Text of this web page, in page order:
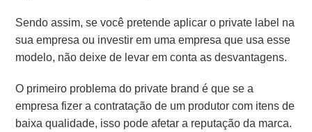
Sendo assim, se você pretende aplicar o private label na
sua empresa ou investir em uma empresa que usa esse
modelo, não deixe de levar em conta as desvantagens.
O primeiro problema do private brand é que se a
empresa fizer a contrataçãode um produtor com itens de
baixa qualidade, isso pode afetar a reputação da marca.